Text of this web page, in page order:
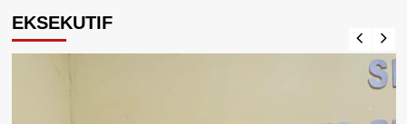
EKSEKUTIF